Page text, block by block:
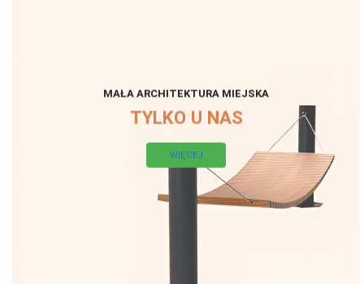
MAŁA ARCHITEKTURA MIEJSKA
TYLKO U NAS
WIĘCEJ